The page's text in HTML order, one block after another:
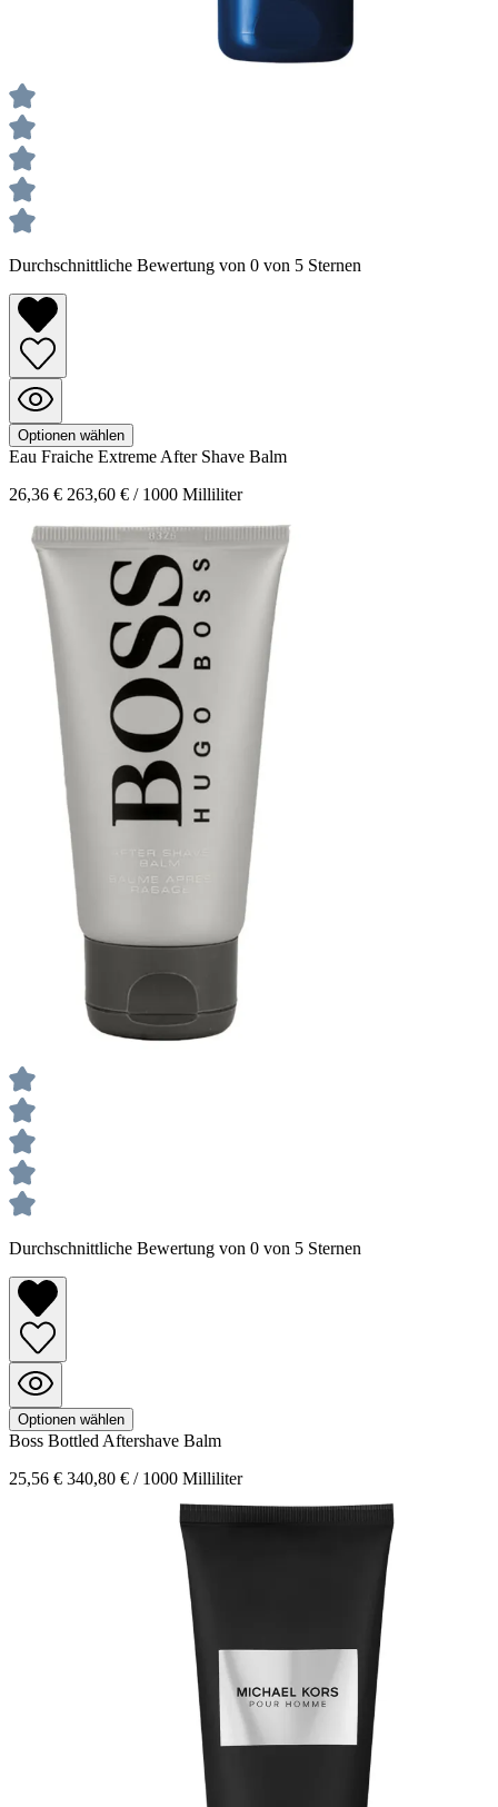
Durchschnittliche Bewertung von 0 von 5 Sternen
Optionen wählen
Eau Fraiche ExtremeAfter Shave Balm
26,36 € 263,60 € / 1000 Milliliter
Durchschnittliche Bewertung von 0 von 5 Sternen
Optionen wählen
Boss Bottled Aftershave Balm
25,56 € 340,80 € / 1000 Milliliter